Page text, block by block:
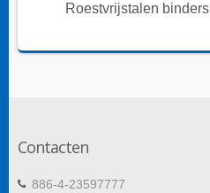
Roestvrijstalen binders
Contacten
886-4-23597777